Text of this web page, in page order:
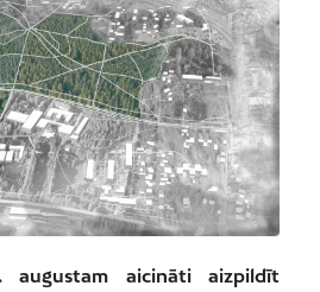
augustam aicināti aizpildīt